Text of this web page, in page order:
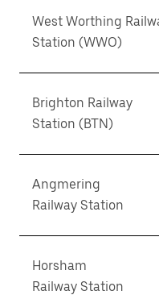
West Worthing
Station (WWO)
Brighton Railway
Station (BTN)
Angmering
Railway Station
Horsham
Railway Station